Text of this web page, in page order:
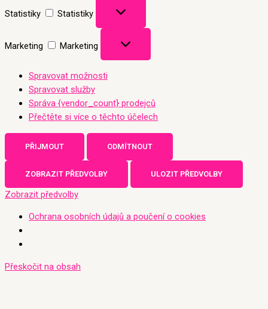
Statistiky Statistiky
Marketing Marketing
Spravovat možnosti
Spravovat služby
Správa {vendor_count} prodejců
Přečtěte si více o těchto účelech
PŘIJMOUT ODMÍTNOUT
ZOBRAZIT PŘEDVOLBY ULOZIT PŘEDVOLBY
Zobrazit předvolby
Ochrana osobních údajů a poučení o cookies
Přeskočit na obsah